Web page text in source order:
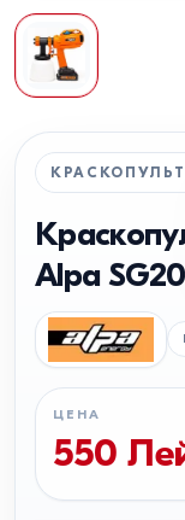
Alpa
ЦЕНА
550